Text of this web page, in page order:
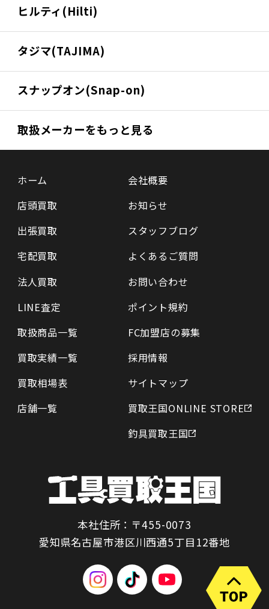
ヒルティ(Hilti)
タジマ(TAJIMA)
スナップオン(Snap-on)
取扱メーカーをもっと見る
ホーム
店頭買取
出張買取
宅配買取
法人買取
LINE査定
取扱商品一覧
買取実績一覧
買取相場表
店舗一覧
会社概要
お知らせ
スタッフブログ
よくあるご質問
お問い合わせ
ポイント規約
FC加盟店の募集
採用情報
サイトマップ
買取王国ONLINE STORE
釣具買取王国
本社住所：〒455-0073
愛知県名古屋市港区川西通5丁目12番地